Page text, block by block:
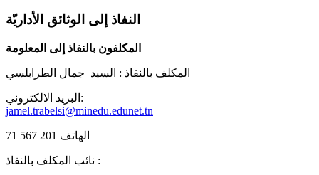
النفاذ إلى الوثائق الأداريّة
المكلفون بالنفاذ إلى المعلومة
المكلف بالنفاذ : السيد جمال الطرابلسي
البريد الالكتروني:
jamel.trabelsi@minedu.edunet.tn
نائب المكلف بالنفاذ :